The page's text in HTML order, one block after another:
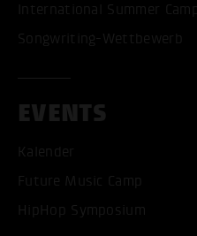
International Summer Camp
Songwriting-Wettbewerb
EVENTS
Kalender
Future Music Camp
HipHop Symposium